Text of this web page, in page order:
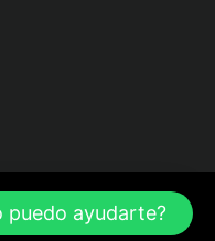
puedo ayudarte?